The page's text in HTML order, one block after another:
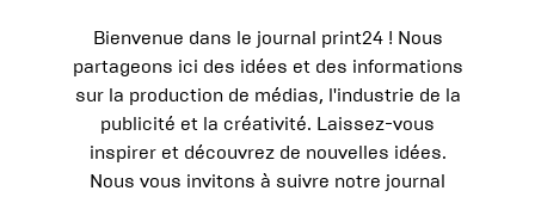
Bienvenue dans le journal print24 ! Nous
partageons ici des idées et des informations
sur la production de médias, l'industrie de la
publicité et la créativité. Laissez-vous
inspirer et découvrez de nouvelles idées.
Nous vous invitons à suivre notre journal